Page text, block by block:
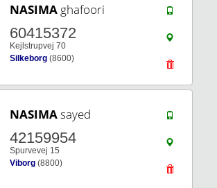
NASIMA ghafoori
60415372
Kejlstrupvej 70
Silkeborg (8600)
NASIMAsayed
42159954
Spurvevej 15
Viborg (8800)